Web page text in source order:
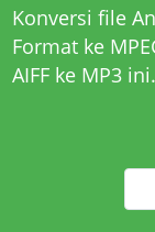
Konversi file
Format ke
AIFF ke MP3ini.